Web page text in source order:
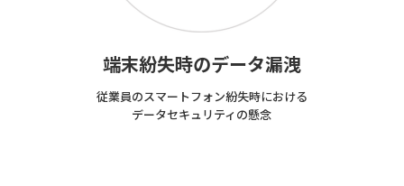
端末紛失時のデータ漏洩
従業員のスマートフォン紛失時における
データセキュリティの懸念